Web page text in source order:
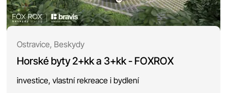
Ostravice, Beskydy
Horské byty 2+kk a 3+kk - FOXROX
investice, vlastní rekreace i bydlení